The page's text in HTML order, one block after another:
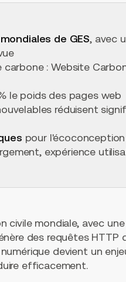
de GES, avec
: Website
le poids des pages web
réduisent
pour
expérience
civile mondiale, avec
des requêtes HTTP
devient un
efficacement.